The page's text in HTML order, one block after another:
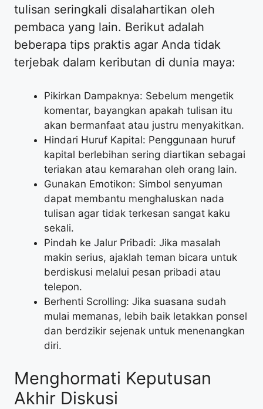
tulisan seringkali disalahartikan oleh
pembaca yang lain. Berikut adalah
beberapa tips praktis agar Anda tidak
terjebak dalam keributan di dunia maya:
Pikirkan Dampaknya: Sebelum mengetik
komentar, bayangkan apakah tulisan itu
akan bermanfaat atau justru menyakitkan.
Hindari Huruf Kapital: Penggunaan huruf
kapital berlebihan sering diartikan sebagai
teriakan atau kemarahan oleh orang lain.
Gunakan Emotikon: Simbol senyuman
dapat membantu menghaluskan nada
tulisan agar tidak terkesan sangat kaku
sekali.
Pindah ke Jalur Pribadi: Jika masalah
makin serius, ajaklah teman bicara untuk
berdiskusi melalui pesan pribadi atau
telepon.
Berhenti Scrolling: Jika suasana sudah
mulai memanas, lebih baik letakkan ponsel
dan berdzikir sejenak untuk menenangkan
diri.
Menghormati Keputusan
Akhir Diskusi